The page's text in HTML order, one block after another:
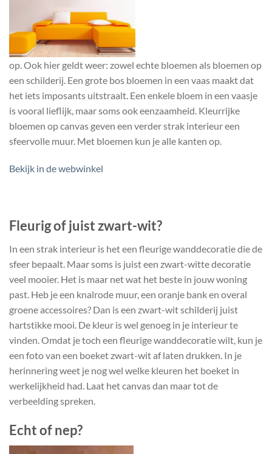
op. Ook hier geldt weer: zowel echte bloemen als bloemen op
een schilderij. Een grote bos bloemen in een vaas maakt dat
het iets imposants uitstraalt. Een enkele bloem in een vaasje
is vooral lieflijk, maar soms ook eenzaamheid. Kleurrijke
bloemen op canvas geven een verder strak interieur een
sfeervolle muur. Met bloemen kun je alle kanten op.
Bekijk in de webwinkel
Fleurig of juist zwart-wit?
In een strak interieur is het een fleurige wanddecoratie die de
sfeer bepaalt. Maar soms is juist een zwart-witte decoratie
veel mooier. Het is maar net wat het beste in jouw woning
past. Heb je een knalrode muur, een oranje bank en overal
groene accessoires? Dan is een zwart-wit schilderij juist
hartstikke mooi. De kleur is wel genoeg in je interieur te
vinden. Omdat je toch een fleurige wanddecoratie wilt, kun je
een foto van een boeket zwart-wit af laten drukken. In je
herinnering weet je nog wel welke kleuren het boeket in
werkelijkheid had. Laat het canvas dan maar tot de
verbeelding spreken.
Echt of nep?